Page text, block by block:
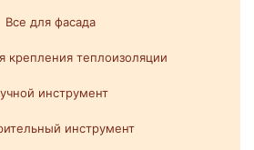
Все для фасада
крепления теплоизоляции
инструмент
инструмент